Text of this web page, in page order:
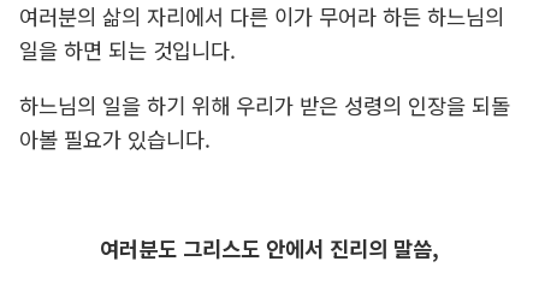
여러분의 삶의 자리에서 다른 이가 무어라 하든 하느님의
일을 하면 되는 것입니다.
하느님의 일을 하기 위해 우리가 받은 성령의 인장을 되돌
아볼 필요가 있습니다.
여러분도 그리스도 안에서 진리의 말씀,